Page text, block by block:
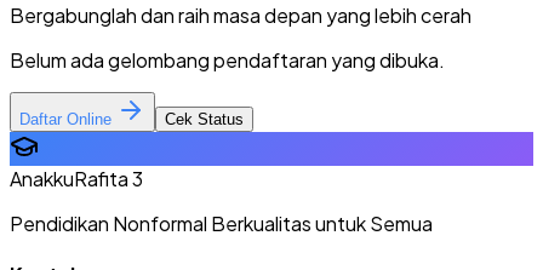
Bergabunglah dan raih masa depan yang lebih cerah
Belum ada gelombang pendaftaran yang dibuka.
Daftar Online Cek Status
AnakkuRafita 3
Pendidikan Nonformal Berkualitas untuk Semua